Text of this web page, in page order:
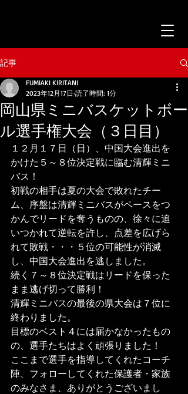
記事
岡山県ミニバスケットボー
ル選手権大会（３日目）
FUMIAKI KIRITANI
2023年12月17日 読了時間: 1分
１２月１７日（日）、中国大会進出を
かけた５～８位決定戦に臨む清輝ミニ
バス！
初戦の相手は夏の大会で敗れたチー
ム、序盤は清輝ミニバスがペースをつ
かんでリードを奪うものの、徐々に追
いつかれて逆転を許し、点差を広げら
れて敗戦・・・５位の可能性が消滅
し、中国大会進出を逃しました。
続く７～８位決定戦はリードを保った
まま逃げ切って勝利！
清輝ミニバスの最後の県大会は７位に
終わりました。
目標のベスト４には届かなかったもの
の、選手たちはよく頑張りました！
ここまで選手を指導してくれたコーチ
陣、フォローしてくれた保護者・家族
のみなさま、ありがとうございまし